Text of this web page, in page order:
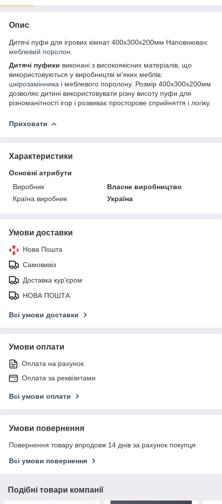
Опис
Дитячі пуфи для ігрових кімнат 400х300х200мм Наповнювач:
меблевий поролон
Дитячі пуфики виконані з високоякісних матеріалів, що
використовуються у виробництві м'яких меблів:
шкірозамінника і меблевого поролону. Розмір 400х300х200мм
дозволяє дитині використовувати різну висоту пуфи для
різноманітності ігор і розвиває просторове сприйняття і логіку.
Приховати
Характеристики
Основні атрибути
Виробник
Власне виробництво
Країна виробник
Україна
Умови доставки
Нова Пошта
Самовивіз
Доставка кур'єром
НОВА ПОШТА
Всі умови доставки
Умови оплати
Оплата на рахунок
Оплата за реквізитами
Всі умови оплати
Умови повернення
Повернення товару впродовж 14 днів за рахунок покупця
Всі умови повернення
Подібні товари компанії